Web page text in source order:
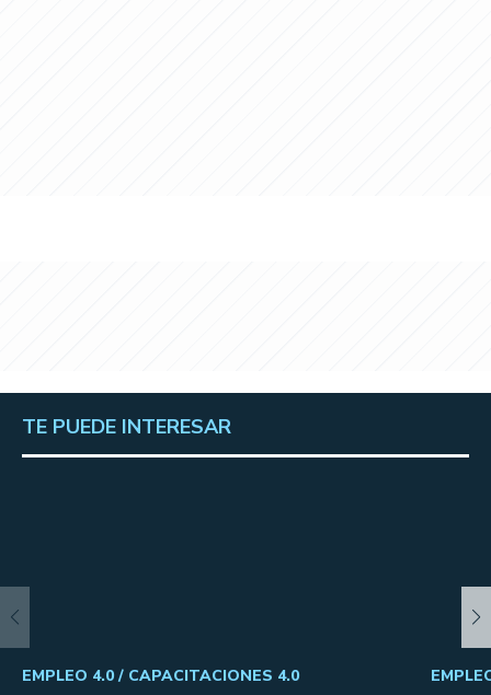
TE PUEDE INTERESAR
EMPLEO 4.0 / CAPACITACIONES 4.0